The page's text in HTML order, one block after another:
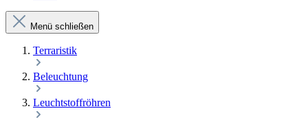
Menü schließen
Terraristik
Beleuchtung
Leuchtstoffröhren